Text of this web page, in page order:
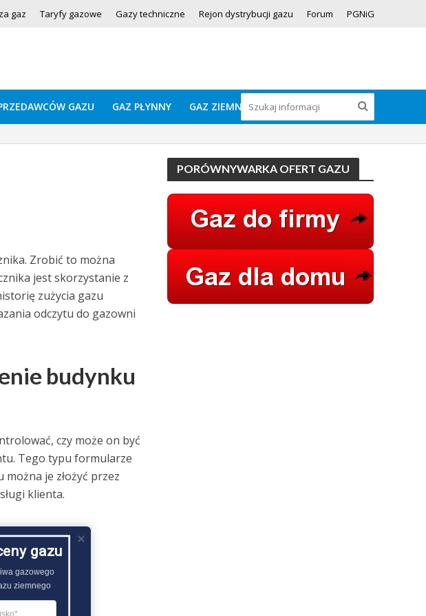
gaz Taryfy gazowe Gazy techniczne Rejon dystrybucji gazu Forum PGNiG
GAZU GAZ PŁYNNY GAZ ZIEMNY
Zrobić to można
jest skorzystanie z
zużycia gazu
odczytu do gazowni
budynku
czy może on być
Tego typu formularze
je złożyć przez
klienta.
PORÓWNYWARKA OFERT GAZU
gazu
gazowego
ziemnego